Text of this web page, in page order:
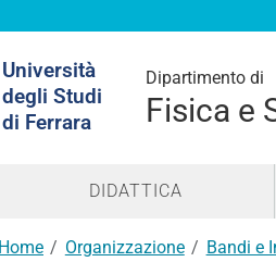
Università
degli Studi
di Ferrara
Dipartimento di
Fisica e
DIDATTICA
Home Organizzazione Bandi e